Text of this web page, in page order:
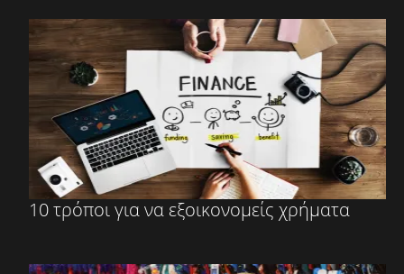
10 τρόποι για να εξοικονομείς χρήματα